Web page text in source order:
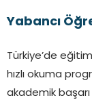
Yabancı
Türkiye’de
hızlı okuma
akademik